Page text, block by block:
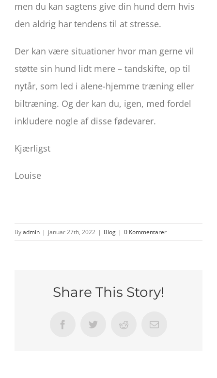
men du kan sagtens give din hund dem hvis
den aldrig har tendens til at stresse.
Der kan være situationer hvor man gerne vil
støtte sin hund lidt mere – tandskifte, op til
nytår, som led i alene-hjemme træning eller
biltræning. Og der kan du, igen, med fordel
inkludere nogle af disse fødevarer.
Kjærligst
Louise
Byadmin | januar 27th, 2022 | Blog | 0 Kommentarer
Share This Story!
Facebook Twitter Reddit
E-